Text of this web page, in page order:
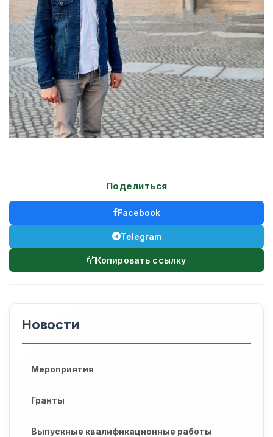
Поделиться
Facebook
Telegram
Копировать ссылку
Новости
Мероприятия
Гранты
Выпускные квалификационные работы